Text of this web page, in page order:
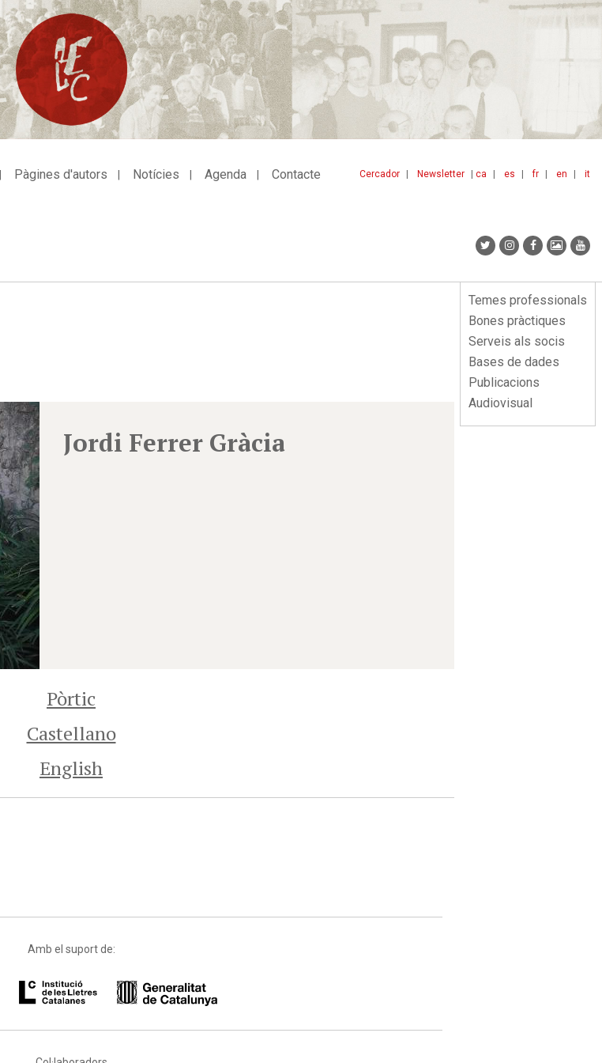
ca es fr en it
Cercador Newsletter
Pàgines d'autors Notícies Agenda Contacte
Menu
lateral
Temes professionals
Bones pràctiques
Serveis als socis
Bases de dades
Publicacions
Audiovisual
Jordi Ferrer Gràcia
Pòrtic
Castellano
English
Amb el suport de: